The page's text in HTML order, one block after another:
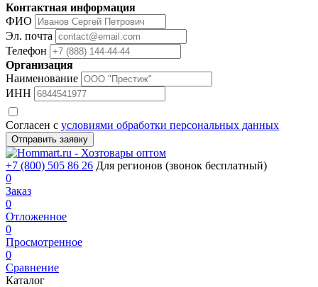
Контактная информация
ФИО
Эл. почта
Телефон
Организация
Наименование
ИНН
Согласен с условиями обработки персональных данных
Отправить заявку
+7 (800) 505 86 26 Для регионов (звонок бесплатный)
0
Заказ
0
Отложенное
0
Просмотренное
0
Сравнение
Каталог